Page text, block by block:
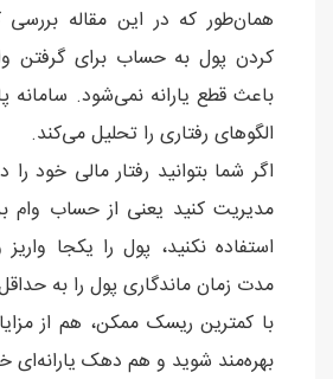
همان‌طور که در این مقاله
کردن پول به حساب برای گرفتن
باعث قطع یارانه نمی‌شود. سامانه
الگوهای رفتاری را تحلیل می‌کند.
اگر شما بتوانید رفتار مالی خود
مدیریت کنید یعنی از حساب وام
استفاده نکنید، پول را یکجا
مدت زمان ماندگاری پول را به
با کمترین ریسک ممکن، هم از
بهره‌مند شوید و هم دهک یارانه‌ای